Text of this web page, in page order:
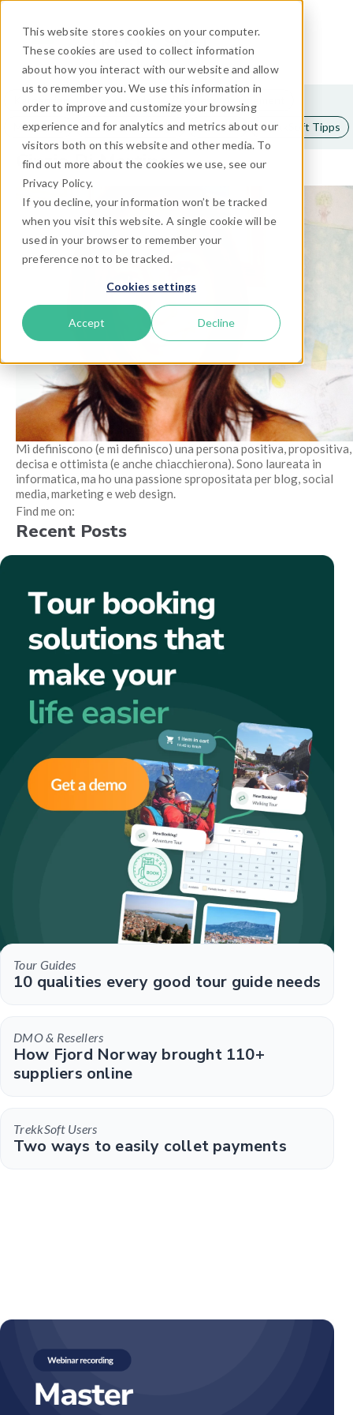
This website stores cookies on your computer.
These cookies are used to collect information
about how you interact with our website and allow
us to remember you. We use this information in
order to improve and customize your browsing
experience and for analytics and metrics about our
visitors both on this website and other media. To
find out more about the cookies we use, see our
Privacy Policy.
If you decline, your information won’t be tracked
when you visit this website. A single cookie will be
used in your browser to remember your
preference not to be tracked.
Cookies settings
Accept Decline
Marketing
Travel Technology Vertrieb TrekkSoft Tipps
Cinzia Di Martino
Mi definiscono (e mi definisco) una persona positiva, propositiva,
decisa e ottimista (e anche chiacchierona). Sono laureata in
informatica, ma ho una passione spropositata per blog, social
media, marketing e web design.
Find me on:
Recent Posts
Tour Guides
10 qualities every good tour guide needs
DMO & Resellers
How Fjord Norway brought 110+
suppliers online
TrekkSoft Users
Two ways to easily collet payments